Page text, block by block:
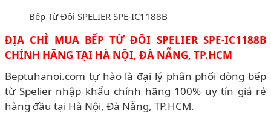
Bếp Từ Đôi SPELIER SPE-IC1188B
ĐỊA CHỈ MUA BẾP TỪ ĐÔI SPELIER SPE-IC1188B
CHÍNH HÃNG TẠI HÀ NỘI, ĐÀ NẴNG, TP.HCM
Beptuhanoi.com tự hào là đại lý phân phối dòng bếp
từ Spelier nhập khẩu chính hãng 100% uy tín giá rẻ
hàng đầu tại Hà Nội, Đà Nẵng, TP.HCM.